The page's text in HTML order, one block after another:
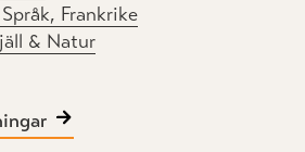
Frankrike
& Natur